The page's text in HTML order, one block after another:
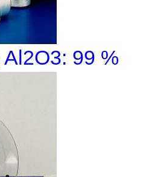
99 %